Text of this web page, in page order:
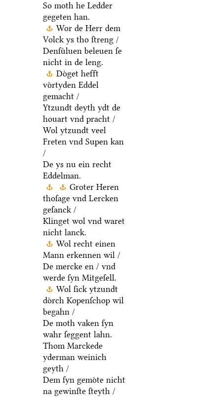
So moth he Ledder
gegeten han.
Wor de Herr dem
Volck ys tho ſtreng /
Denſuͤluen beleuen ſe
nicht in de leng.
Doͤget hefft
voͤrtyden Eddel
gemacht /
Ytzundt deyth ydt de
houart vnd pracht /
Wol ytzundt veel
Freten vnd Supen kan
/
De ys nu ein recht
Eddelman.
Groter Heren
thoſage vnd Lercken
geſanck /
Klinget wol vnd waret
nicht lanck.
Wol recht einen
Mann erkennen wil /
De mercke en / vnd
werde ſyn Mitgeſell.
Wol ſick ytzundt
doͤrch Kopenſchop wil
begahn /
De moth vaken ſyn
wahr ſeggent lahn.
Thom Marckede
yderman weinich
geyth /
Dem ſyn gemoͤte nicht
na gewinſte ſteyth /